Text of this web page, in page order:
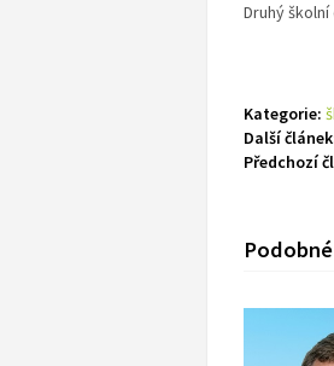
Druhý
Kategorie:
Další
Předchozí